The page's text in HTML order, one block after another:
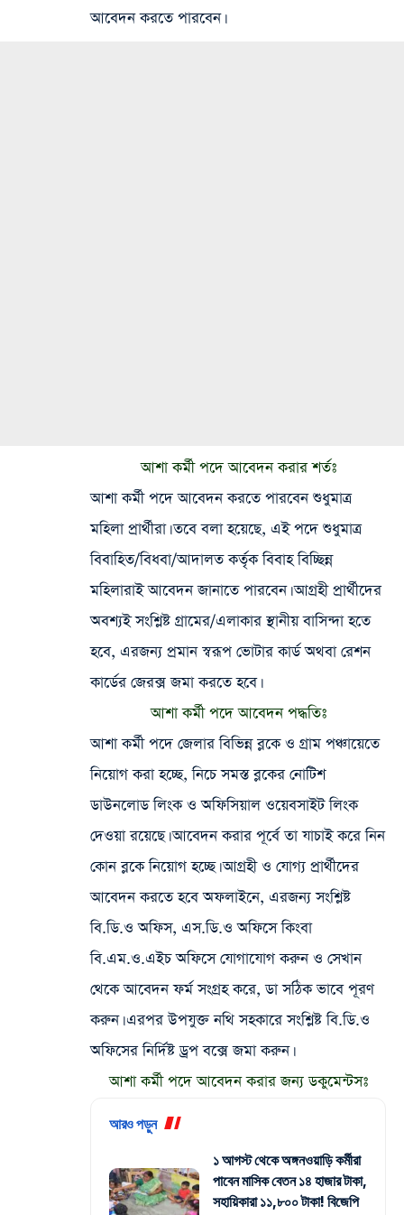
আবেদন করতে পারবেন।
আশা কর্মী পদে আবেদন করার শর্তঃ
আশা কর্মী পদে আবেদন করতে পারবেন শুধুমাত্র
মহিলা প্রার্থীরা। তবে বলা হয়েছে, এই পদে শুধুমাত্র
বিবাহিত/বিধবা/আদালত কর্তৃক বিবাহ বিচ্ছিন্ন
মহিলারাই আবেদন জানাতে পারবেন। আগ্রহী প্রার্থীদের
অবশ্যই সংশ্লিষ্ট গ্রামের/এলাকার স্থানীয় বাসিন্দা হতে
হবে, এরজন্য প্রমান স্বরূপ ভোটার কার্ড অথবা রেশন
কার্ডের জেরক্স জমা করতে হবে।
আশা কর্মী পদে আবেদন পদ্ধতিঃ
আশা কর্মী পদে জেলার বিভিন্ন ব্লকে ও গ্রাম পঞ্চায়েতে
নিয়োগ করা হচ্ছে, নিচে সমস্ত ব্লকের নোটিশ
ডাউনলোড লিংক ও অফিসিয়াল ওয়েবসাইট লিংক
দেওয়া রয়েছে। আবেদন করার পূর্বে তা যাচাই করে নিন
কোন ব্লকে নিয়োগ হচ্ছে। আগ্রহী ও যোগ্য প্রার্থীদের
আবেদন করতে হবে অফলাইনে, এরজন্য সংশ্লিষ্ট
বি.ডি.ও অফিস, এস.ডি.ও অফিসে কিংবা
বি.এম.ও.এইচ অফিসে যোগাযোগ করুন ও সেখান
থেকে আবেদন ফর্ম সংগ্রহ করে, ডা সঠিক ভাবে পূরণ
করুন। এরপর উপযুক্ত নথি সহকারে সংশ্লিষ্ট বি.ডি.ও
অফিসের নির্দিষ্ট ড্রপ বক্সে জমা করুন।
আশা কর্মী পদে আবেদন করার জন্য ডকুমেন্টসঃ
আরও পড়ুন
১ আগস্ট থেকে অঙ্গনওয়াড়ি কর্মীরা
পাবেন মাসিক বেতন ১৪ হাজার টাকা,
সহায়িকারা ১১,৮০০ টাকা! বিজেপি